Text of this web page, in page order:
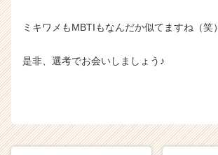
ミキワメもMBTIもなんだか似てますね（笑）
是非、選考でお会いしましょう♪